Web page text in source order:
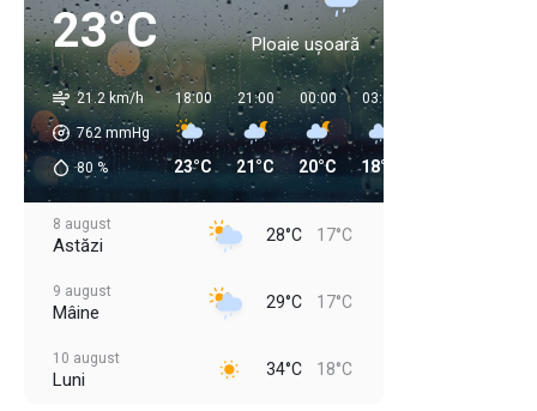
23°C Ploaie ușoară
21.2 km/h
762mmHg
80 %
18:00
23°C
21:00
21°C
00:00
20°C
03:00
18°C
8 august
Astăzi 28°C 17°C
9 august
Mâine 29°C 17°C
10 august
Luni 34°C 18°C